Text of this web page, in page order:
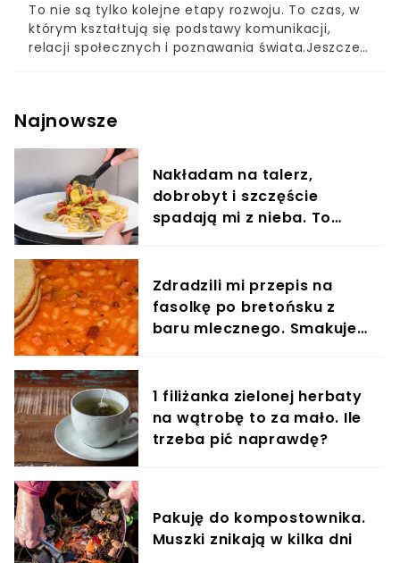
To nie są tylko kolejne etapy rozwoju. To czas, w
którym kształtują się podstawy komunikacji,
relacji społecznych i poznawania świata.Jeszcze
niepokoju ani do szukania problemów tam, gdzie
i lata życia są okresem wyjątkowym – takim,
którego potencjału nie warto przegapić.O
znaczeniu tego czasu rozmawiały ekspertki
podczas webinaru Fundacji Alpha „ASDetect jako
narzędzie wczesnego monitorowania rozwoju
dr hab. Anna Prokopiak, prof. UMCS, dr Joanna
Kwasiborska-Dudek oraz Agnieszka Sułkowska –
specjalistki od lat zajmujące się wspieraniem
rozwoju najmłodszych dzieci i ich rodzin.Wnioski
płynące z ich rozmowy są jednoznaczne: im
więcej wiemy o rozwoju dziecka, tym lepiej
potrafimy wspierać jego potrzeby.
Najnowsze
Nakładam na talerz,
dobrobyt i szczęście
spadają mi z nieba. To
Zdradzili mi przepis na
fasolkę po bretońsku z
baru mlecznego. Smakuje
1 filiżanka zielonej herbaty
na wątrobę to za mało. Ile
trzeba pić naprawdę?
Pakuję do kompostownika.
Muszki znikają w kilka dni